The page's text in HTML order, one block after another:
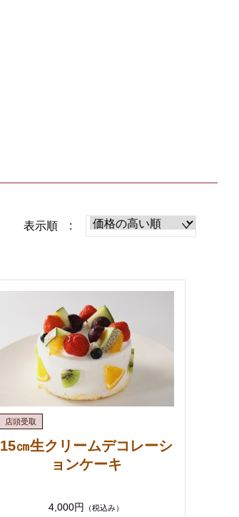
表示順 :
15㎝生クリームデコレーシ
ョンケーキ
4,000円 （税込み）